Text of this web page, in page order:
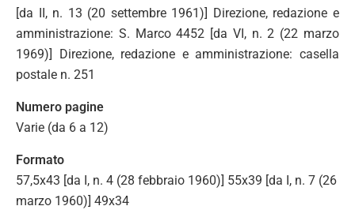
[da II, n. 13 (20 settembre 1961)] Direzione, redazione e
amministrazione: S. Marco 4452 [da VI, n. 2 (22 marzo
1969)] Direzione, redazione e amministrazione: casella
postale n. 251
Numero pagine
Varie (da 6 a 12)
Formato
57,5x43 [da I, n. 4 (28 febbraio 1960)] 55x39 [da I, n. 7 (26
marzo 1960)] 49x34